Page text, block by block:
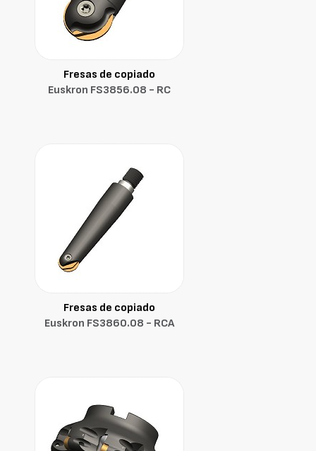
Fresas de copiado
Euskron FS3856.08 - RC
Fresas de copiado
Euskron FS3860.08 - RCA